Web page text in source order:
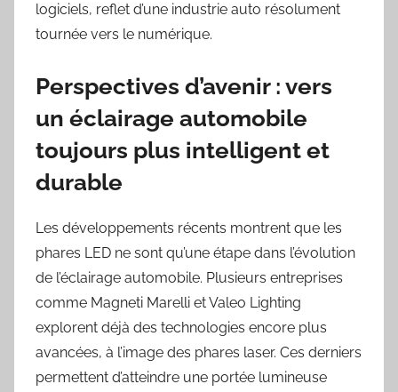
logiciels, reflet d’une industrie auto résolument
tournée vers le numérique.
Perspectives d’avenir : vers
un éclairage automobile
toujours plus intelligent et
durable
Les développements récents montrent que les
phares LED ne sont qu’une étape dans l’évolution
de l’éclairage automobile. Plusieurs entreprises
comme Magneti Marelli et Valeo Lighting
explorent déjà des technologies encore plus
avancées, à l’image des phares laser. Ces derniers
permettent d’atteindre une portée lumineuse